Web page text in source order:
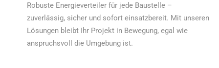
Robuste Energieverteiler für jede Baustelle –
zuverlässig, sicher und sofort einsatzbereit. Mit unseren
Lösungen bleibt Ihr Projekt in Bewegung, egal wie
anspruchsvoll die Umgebung ist.